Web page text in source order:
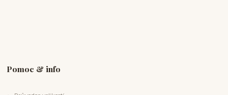
Pomoc & info